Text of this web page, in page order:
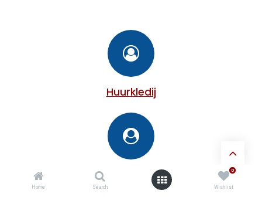
Home Search
0
Wishlist
Huurkledij
Koopkledij